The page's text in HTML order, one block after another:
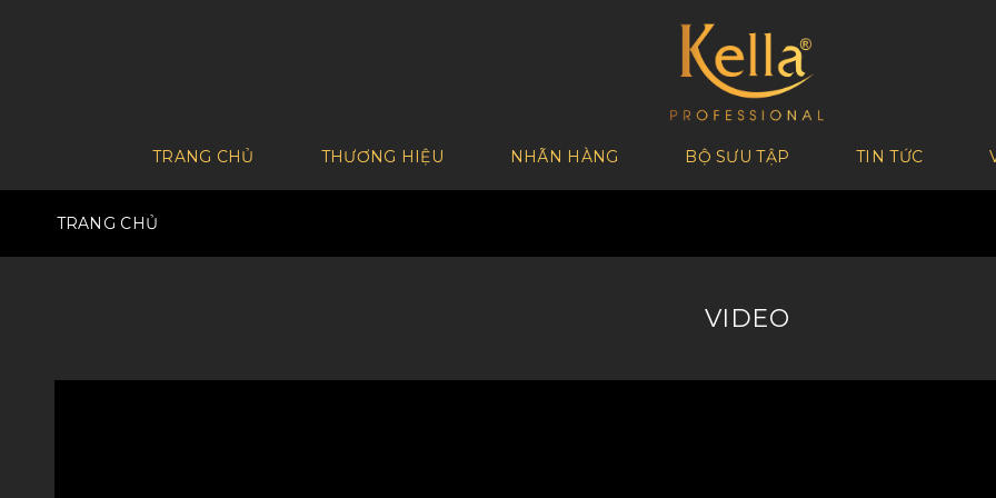
TRANG CHỦ THƯƠNG HIỆU NHÃN HÀNG BỘ SƯU TẬP TIN TỨC
TRANG CHỦ
VIDEO